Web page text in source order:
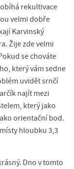
rekultivace
velmi dobře
Karvinský
Žije zde velmi
se chováte
který vám sedne
uvidět srnčí
najít mezi
který jako
orientační bod.
hloubku 3,3
Dno v tomto